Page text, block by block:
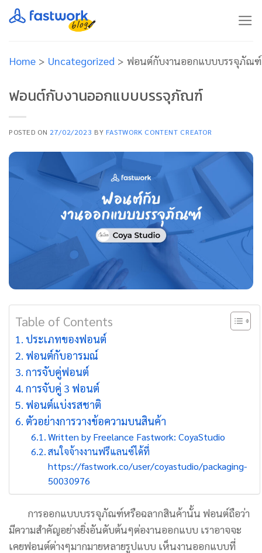
Skip
to
Home > Uncategorized > ฟอนต์กับงานออกแบบบรรจุภัณฑ์
ฟอนต์กับงานออกแบบบรรจุภัณฑ์
POSTED ON 27/02/2023 BY FASTWORK CONTENT CREATOR
Table of Contents
ประเภทของฟอนต์
ฟอนต์กับอารมณ์
การจับคู่ฟอนต์
การจับคู่ 3 ฟอนต์
ฟอนต์แบ่งรสชาติ
ตัวอย่างการวางข้อความบนสินค้า
Written by Freelance Fastwork: CoyaStudio
สนใจจ้างงานฟรีแลนซ์ได้ที่
https://fastwork.co/user/coyastudio/packaging-
50030976
การออกแบบบรรจุภัณฑ์หรือฉลากสินค้านั้น ฟอนต์ถือว่า
มีความสำคัญอย่างยิ่งอันดับต้นๆต่องานออกแบบ เราอาจจะ
เคยฟอนต์ต่างๆมากมายหลายรูปแบบ เห็นงานออกแบบที่